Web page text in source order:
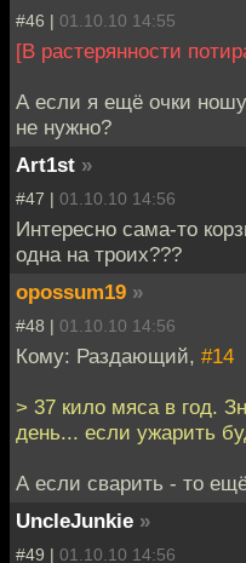
#46 | 01.10.10 14:55
[В растерянности
А если я ещё очки
не нужно?
Art1st »
#47 | 01.10.10 14:56
Интересно сама-то
одна на троих???
opossum19 »
#48 | 01.10.10 14:56
Кому: Раздающий, #14
> 37 кило мяса в год.
день... если ужарить
А если сварить - то
UncleJunkie »
#49 | 01.10.10 14:56